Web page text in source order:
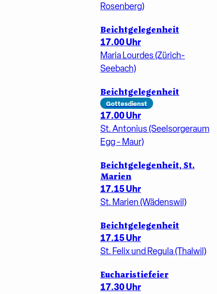
Rosenberg)
Beichtgelegenheit
17.00 Uhr
Maria Lourdes (Zürich-
Seebach)
Beichtgelegenheit
Gottesdienst
17.00 Uhr
St. Antonius (Seelsorgeraum
Egg - Maur)
Beichtgelegenheit, St.
Marien
17.15 Uhr
St. Marien (Wädenswil)
Beichtgelegenheit
17.15 Uhr
St. Felix und Regula (Thalwil)
Eucharistiefeier
17.30 Uhr